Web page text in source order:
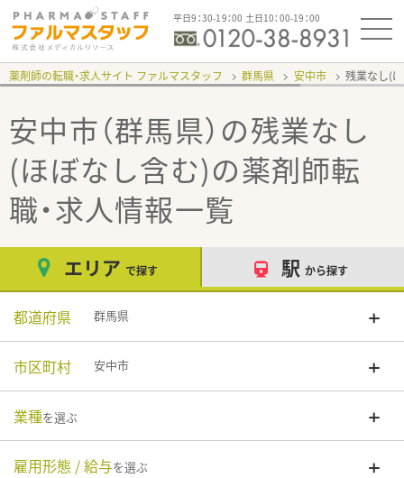
平日9：30-19：00 土日10：00-19：00
薬剤師の転職・求人サイト ファルマスタッフ 群馬県 安中市 残業なし(
安中市（群馬県）の残業なし
(ほぼなし含む)の薬剤師転
職・求人情報一覧
エリア で探す 駅 から探す
都道府県 群馬県
市区町村 安中市
業種を選ぶ
雇用形態 / 給与を選ぶ